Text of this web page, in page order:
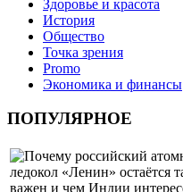
Здоровье и красота
История
Общество
Точка зрения
Promo
Экономика и финансы
ПОПУЛЯРНОЕ